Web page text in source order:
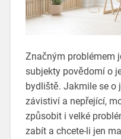
Značným problémem
subjekty povědomí o
bydliště. Jakmile se o
závistiví a nepřející,
způsobit i velké
zabít a chcete-li jen